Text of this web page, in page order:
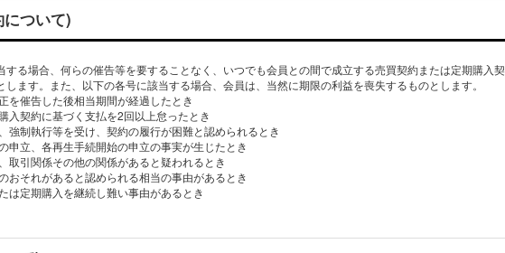
ついて)
する場合、何らの催告等を要することなく、いつでも会員との間で成立する売買契約または定期購入契
ます。また、以下の各号に該当する場合、会員は、当然に期限の利益を喪失するものとします。
催告した後相当期間が経過したとき
契約に基づく支払を2回以上怠ったとき
制執行等を受け、契約の履行が困難と認められるとき
立、各再生手続開始の申立の事実が生じたとき
引関係その他の関係があると疑われるとき
それがあると認められる相当の事由があるとき
定期購入を継続し難い事由があるとき